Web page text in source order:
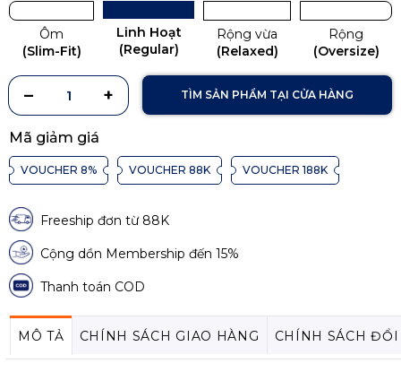
Mã giảm giá
VOUCHER 8% VOUCHER 88K VOUCHER 188K
Ôm
(Slim-Fit)
Linh Hoạt
(Regular)
Rộng vừa
(Relaxed)
Rộng
(Oversize)
TÌM SẢN PHẨM TẠI CỬA HÀNG
Freeship đơn từ 88K
Cộng dồn Membership đến 15%
Thanh toán COD
MÔ TẢ CHÍNH SÁCH GIAO HÀNG CHÍNH SÁCH